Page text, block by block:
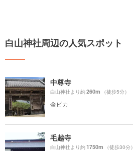
白山神社周辺の人気スポット
中尊寺
白山神社より約260m （徒歩5分）
金ピカ
毛越寺
白山神社より約1750m （徒歩30分）